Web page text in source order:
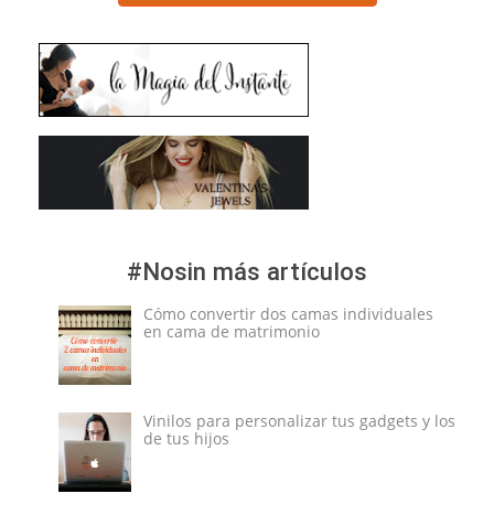
#Nosin más artículos
Cómo convertir dos camas individuales
en cama de matrimonio
Vinilos para personalizar tus gadgets y los
de tus hijos